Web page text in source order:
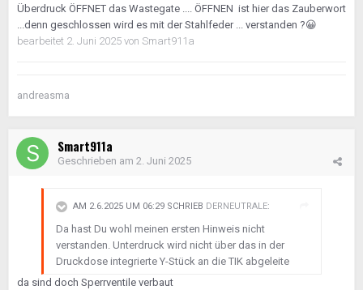
Überdruck ÖFFNET das Wastegate .... ÖFFNEN ist hier das Zauberwort
...denn geschlossen wird es mit der Stahlfeder ... verstanden ?😀
bearbeitet 2. Juni 2025 von Smart911a
andreasma
Smart911a
Geschrieben am 2. Juni 2025
AM 2.6.2025 UM 06:29 SCHRIEB DERNEUTRALE:
Da hast Du wohl meinen ersten Hinweis nicht
verstanden. Unterdruck wird nicht über das in der
Druckdose integrierte Y-Stück an die TIK abgeleite
da sind doch Sperrventile verbaut